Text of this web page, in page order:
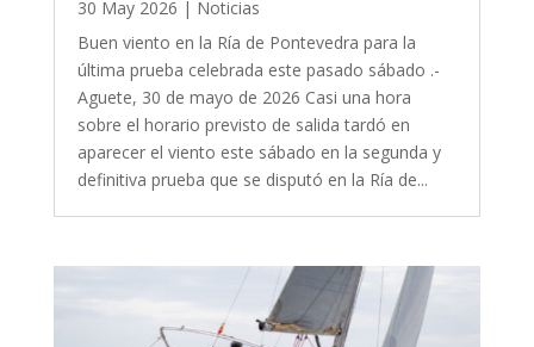
30 May 2026 | Noticias
Buen viento en la Ría de Pontevedra para la
última prueba celebrada este pasado sábado .-
Aguete, 30 de mayo de 2026 Casi una hora
sobre el horario previsto de salida tardó en
aparecer el viento este sábado en la segunda y
definitiva prueba que se disputó en la Ría de...